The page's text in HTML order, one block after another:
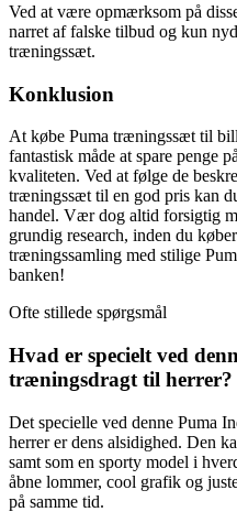
Ved at være opmærksom på
narret af falske tilbud og kun
træningssæt.
Konklusion
At købe Puma træningssæt til
fantastisk måde at spare penge
kvaliteten. Ved at følge de
træningssæt til en god pris kan
handel. Vær dog altid forsigtig
grundig research, inden du
træningssamling med stilige
banken!
Ofte stillede spørgsmål
Hvad er specielt ved
træningsdragt til herrer?
Det specielle ved denne Puma
herrer er dens alsidighed. Den
samt som en sporty model i
åbne lommer, cool grafik og
på samme tid.